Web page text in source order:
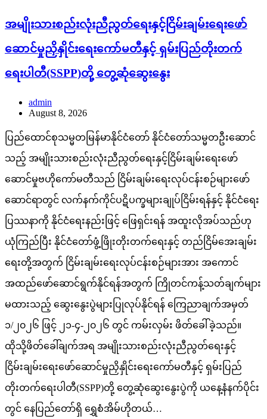
အမျိုးသားစည်းလုံးညီညွတ်ရေးနှင့်ငြိမ်းချမ်းရေးဖော်
ဆောင်မှုညှိနှိုင်းရေးကော်မတီနှင့် ရှမ်းပြည်တိုးတက်
ရေးပါတီ(SSPP)တို့ တွေ့ဆုံဆွေးနွေး
admin
August 8, 2026
ပြည်ထောင်စုသမ္မတမြန်မာနိုင်ငံတော် နိုင်ငံတော်သမ္မတဦးဆောင်
သည့် အမျိုးသားစည်းလုံးညီညွတ်ရေးနှင့်ငြိမ်းချမ်းရေးဖော်
ဆောင်မှုဗဟိုကော်မတီသည် ငြိမ်းချမ်းရေးလုပ်ငန်းစဉ်များဖော်
ဆောင်ရာတွင် လက်နက်ကိုင်ပဋိပက္ခများချုပ်ငြိမ်းရန်နှင့် နိုင်ငံရေး
ပြဿနာကို နိုင်ငံရေးနည်းဖြင့် ဖြေရှင်းရန် အထူးလိုအပ်သည်ဟု
ယုံကြည်ပြီး နိုင်ငံတော်ဖွံ့ဖြိုးတိုးတက်ရေးနှင့် တည်ငြိမ်အေးချမ်း
ရေးတို့အတွက် ငြိမ်းချမ်းရေးလုပ်ငန်းစဉ်များအား အကောင်
အထည်ဖော်ဆောင်ရွက်နိုင်ရန်အတွက် ကြိုတင်ကန့်သတ်ချက်များ
မထားသည့် ဆွေးနွေးပွဲများပြုလုပ်နိုင်ရန် ကြေညာချက်အမှတ်
၁/၂၀၂၆ ဖြင့် ၂၁-၄-၂၀၂၆ တွင် ကမ်းလှမ်း ဖိတ်ခေါ်ခဲ့သည်။
ထိုသို့ဖိတ်ခေါ်ချက်အရ အမျိုးသားစည်းလုံးညီညွတ်ရေးနှင့်
ငြိမ်းချမ်းရေးဖော်ဆောင်မှုညှိနှိုင်းရေးကော်မတီနှင့် ရှမ်းပြည်
တိုးတက်ရေးပါတီ(SSPP)တို့ တွေ့ဆုံဆွေးနွေးပွဲကို ယနေ့နံနက်ပိုင်း
တွင် နေပြည်တော်ရှိ ရွှေစံအိမ်ဟိုတယ်…